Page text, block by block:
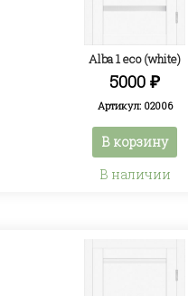
Alba 1 eco (white)
5000₽
Артикул: 02006
В корзину
В наличии